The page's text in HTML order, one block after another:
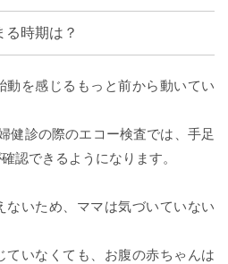
時期は？
動を感じるもっと前から動いてい
健診の際のエコー検査では、手足
認できるようになります。
ないため、ママは気づいていない
ていなくても、お腹の赤ちゃんは